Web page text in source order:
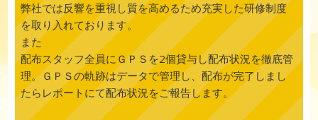
弊社では反響を重視し質を高めるため充実した研修制度
を取り入れております。
また
配布スタッフ全員にＧＰＳを2個貸与し配布状況を徹底管
理。ＧＰＳの軌跡はデータで管理し、配布が完了しまし
たらレポートにて配布状況をご報告します。